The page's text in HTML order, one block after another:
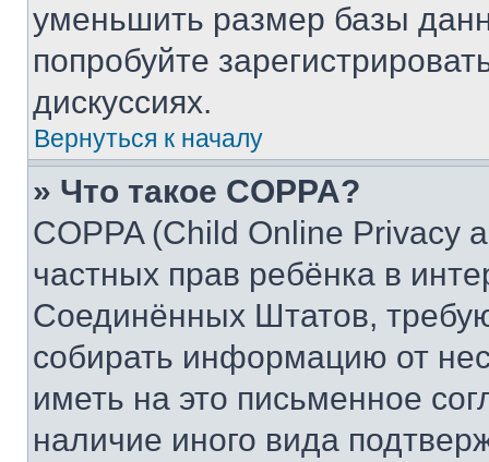
уменьшить размер базы
попробуйте
дискуссиях.
Вернуться к началу
» Что такое COPPA?
COPPA (Child Online Privacy
частных прав ребёнка в
Соединённых Штатов,
собирать информацию от
иметь на это письменное
наличие иного вида